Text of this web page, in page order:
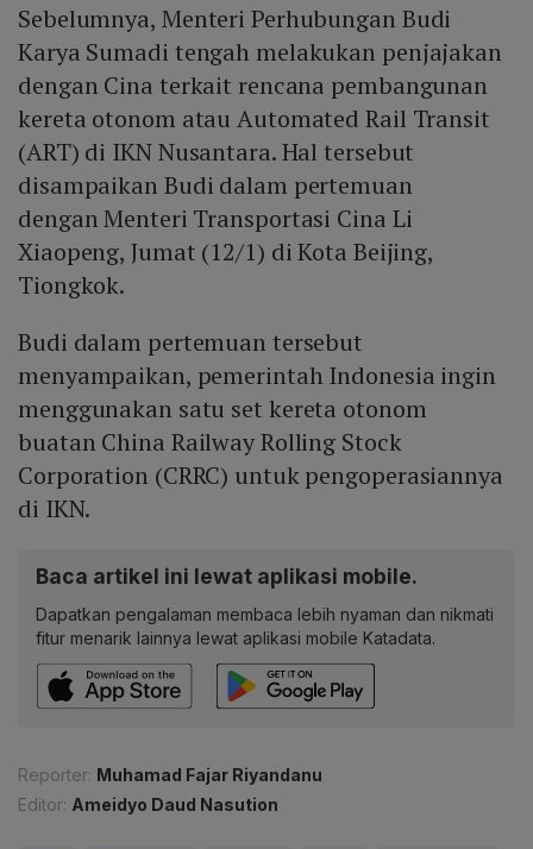
Sebelumnya, Menteri Perhubungan Budi
Karya Sumadi tengah melakukan penjajakan
dengan Cina terkait rencana pembangunan
kereta otonom atau Automated Rail Transit
(ART) di IKN Nusantara. Hal tersebut
disampaikan Budi dalam pertemuan
dengan Menteri Transportasi Cina Li
Xiaopeng, Jumat (12/1) di Kota Beijing,
Tiongkok.
Budi dalam pertemuan tersebut
menyampaikan, pemerintah Indonesia ingin
menggunakan satu set kereta otonom
buatan China Railway Rolling Stock
Corporation (CRRC) untuk pengoperasiannya
di IKN.
Baca artikel ini lewat aplikasi mobile.
Dapatkan pengalaman membaca lebih nyaman dan nikmati
fitur menarik lainnya lewat aplikasi mobile Katadata.
Reporter: Muhamad Fajar Riyandanu
Editor: Ameidyo Daud Nasution